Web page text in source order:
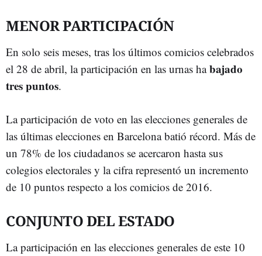
MENOR PARTICIPACIÓN
En solo seis meses, tras los últimos comicios celebrados
el 28 de abril, la participación en las urnas habajado
tres puntos.
La participación de voto en las elecciones generales de
las últimas elecciones en Barcelona batió récord. Más de
un 78% de los ciudadanos se acercaron hasta sus
colegios electorales y la cifra representó un incremento
de 10 puntos respecto a los comicios de 2016.
CONJUNTO DEL ESTADO
La participación en las elecciones generales de este 10